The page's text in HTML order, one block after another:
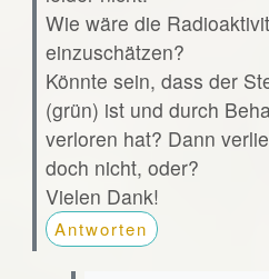
Wie wäre die
einzuschätzen?
Könnte sein, dass der
(grün) ist und durch
verloren hat? Dann
doch nicht, oder?
Vielen Dank!
Antworten